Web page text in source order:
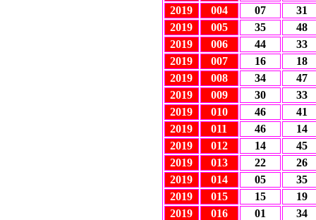
2019
004 07
31
2019
005 35
48
2019
006 44
33
2019
007 16
18
2019
008 34
47
2019
009 30
33
2019
010 46
41
2019
011 46
14
2019
012 14
45
2019
013 22
26
2019
014 05
35
2019
015 15
19
2019
016 01
34